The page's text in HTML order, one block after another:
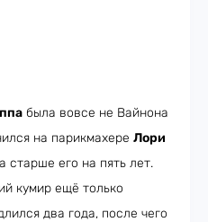
была вовсе не Вайнона
на парикмахере Лори
старше его на пять лет.
кумир ещё только
два года, после чего